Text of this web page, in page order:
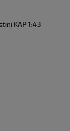
KAP 1:43